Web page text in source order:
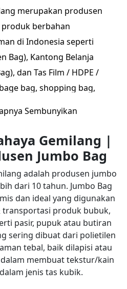
merupakan produsen
berbahan
di Indonesia seperti
Bag), Kantong Belanja
dan Tas Film / HDPE /
bag, shopping bag,
menjadi pabrik terpal
Terpal (Tarpalin) berkualitas.
tempat produksi di
dan Surabaya.
mendorong kami melakukan
pasar industri (Industri
Industri Kimia, dan
Sembunyikan
Gemilang |
Jumbo Bag
adalah produsen jumbo
dari 10 tahun. Jumbo Bag
dan ideal yang digunakan
produk bubuk,
pasir, pupuk atau butiran
sering dibuat dari polietilen
tebal, baik dilapisi atau
membuat tekstur/kain
jenis tas kubik.